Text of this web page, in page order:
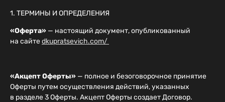
1. ТЕРМИНЫ И ОПРЕДЕЛЕНИЯ
«Оферта» — настоящий документ, опубликованный
на сайтеdkupratsevich.com/
«Акцепт Оферты» — полное и безоговорочное принятие
Оферты путем осуществления действий, указанных
в разделе 3 Оферты. Акцепт Оферты создает Договор.